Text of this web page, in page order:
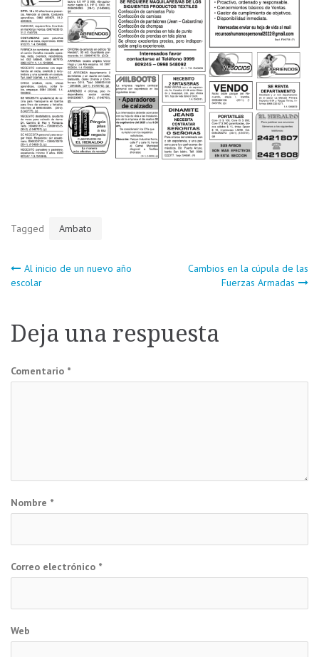
Tagged Ambato
Navegación
entradas
Al inicio de un nuevo año
escolar
Cambios en la cúpula de las
Fuerzas Armadas
Deja una respuesta
Comentario *
Nombre *
Correo electrónico *
Web